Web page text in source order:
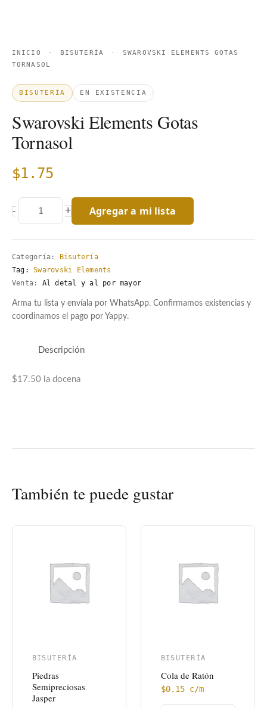
INICIO · BISUTERÍA ·
SWAROVSKI ELEMENTS GOTAS
TORNASOL
BISUTERÍA EN EXISTENCIA
Swarovski Elements Gotas
Tornasol
$1.75
- + Agregar a mi lista
Categoría: Bisutería
Tag:Swarovski Elements
Venta:
Al detal y al por mayor
Arma tu lista y envíala por WhatsApp. Confirmamos existencias y
coordinamos el pago por Yappy.
Descripción
$17.50 la docena
También te puede gustar
BISUTERÍA
Piedras
Semipreciosas
Jasper
BISUTERÍA
Cola de Ratón
$0.15c/m